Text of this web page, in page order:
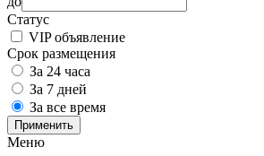
Статус
VIP объявление
Срок размещения
За 24 часа
За 7 дней
За все время
Применить
Меню